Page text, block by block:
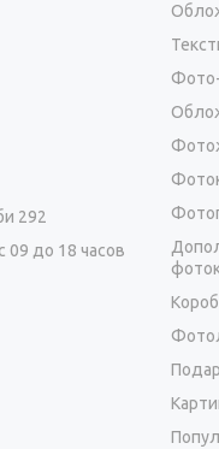
292
09 до 18 часов